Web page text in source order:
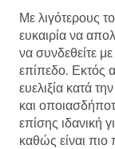
Με λιγότερους
ευκαιρία να
να συνδεθείτε
επίπεδο. Εκτός
ευελιξία κατά
και
επίσης ιδανική
καθώς είναι